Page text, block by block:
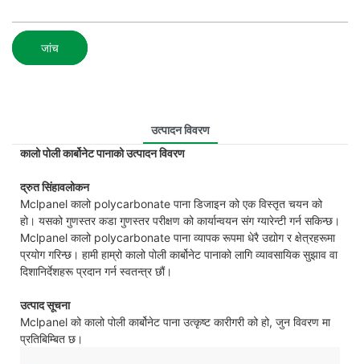
जांच
उत्पादन विवरण
कालो पोली कार्बोनेट पानाको उत्पादन विवरण
द्रुत सिंहावलोकन
Mclpanel कालो polycarbonate पाना डिजाइन को एक विस्तृत चयन को
हो। यसको गुणस्तर कडा गुणस्तर परीक्षण को कार्यान्वयन संग ग्यारेन्टी गर्न सकिन्छ।
Mclpanel कालो polycarbonate पाना व्यापक रूपमा धेरै उद्योग र क्षेत्रहरूमा
प्रयोग गरिन्छ। हामी हाम्रो कालो पोली कार्बोनेट पानाको लागि व्यावसायिक सुझाव वा
दिशानिर्देशहरू प्रदान गर्न स्वतन्त्र छौं।
उत्पाद सूचना
Mclpanel को कालो पोली कार्बोनेट पाना उत्कृष्ट कारीगरी को हो, जुन विवरण मा
प्रतिबिम्बित छ।